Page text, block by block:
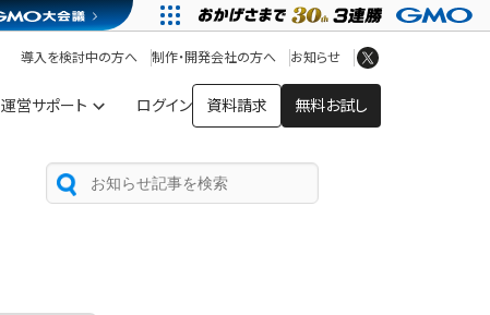
運営サポート ログイン 資料請求 無料お試し
導入を検討中の方へ 制作・開発会社の方へ お知らせ
アプリストア
ヘルプを見る
ヘルプセンター